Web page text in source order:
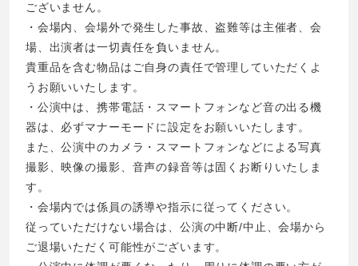
ございません。
・会場内、会場外で発生した事故、盗難等は主催者、会
場、出演者は一切責任を負いません。
貴重品を含む物品はご自身の責任で管理していただくよ
うお願いいたします。
・公演中は、携帯電話・スマートフォンなど音の出る機
器は、必ずマナーモードに設定をお願いいたします。
また、公演中のカメラ・スマートフォンなどによる写真
撮影、映像の撮影、音声の録音等は固くお断りいたしま
す。
・会場内では係員の誘導や指示に従ってください。
従っていただけない場合は、公演の中断/中止、会場から
ご退場いただく可能性がございます。